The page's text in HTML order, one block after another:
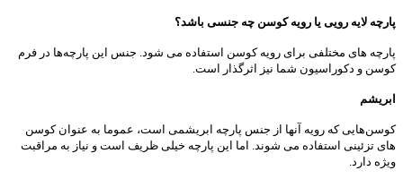
پارچه لایه رویی یا رویه کوسن چه جنسی باشد؟
پارچه های مختلفی برای رویه کوسن استفاده می شود. جنس این پارچه‌ها در فرم
کوسن و دکوراسیون شما نیز اثرگذار است.
ابریشم
کوسن‌هایی که رویه آنها از جنس پارچه ابریشمی است، عموما به عنوان کوسن
های تزئینی استفاده می شوند. اما این پارچه خیلی ظریف است و نیاز به مراقبت
ویژه دارد.